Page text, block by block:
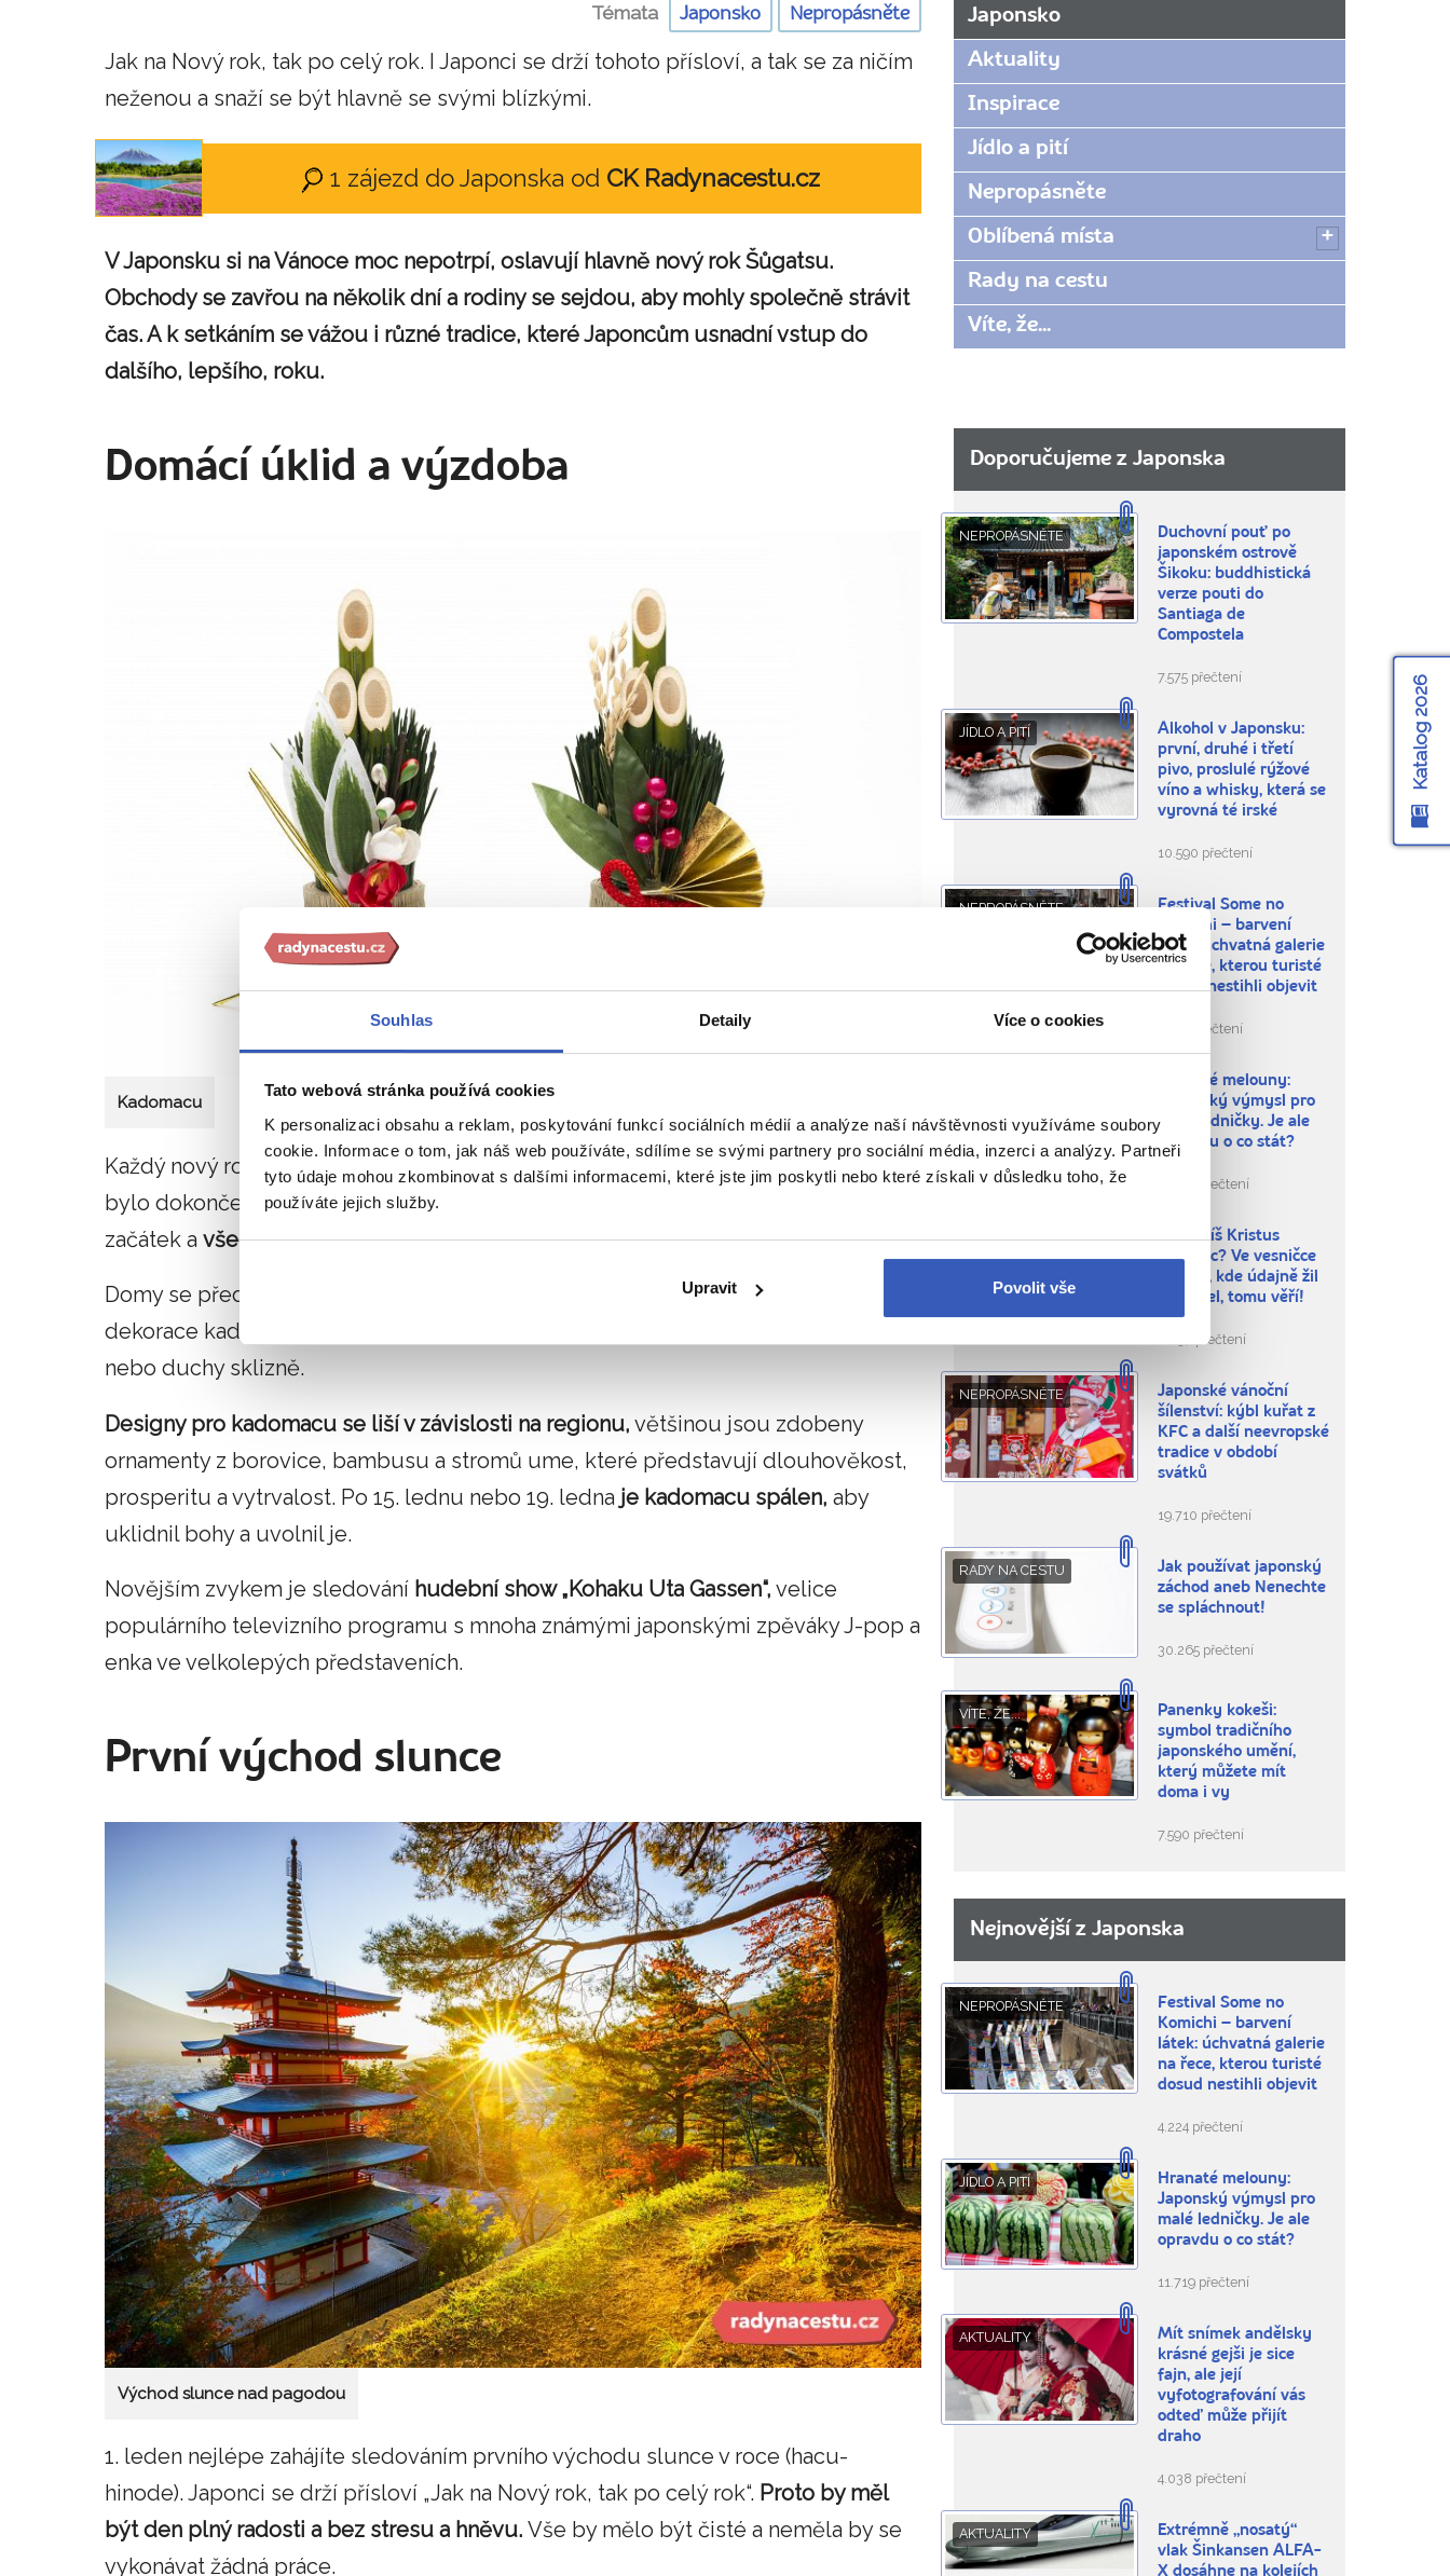
Souhlas Detaily Více o cookies
Tato webová stránka používá cookies
K personalizaci obsahu a reklam, poskytování funkcí sociálních médií a analýze naší návštěvnosti využíváme soubory
cookie. Informace o tom, jak náš web používáte, sdílíme se svými partnery pro sociální média, inzerci a analýzy. Partneři
tyto údaje mohou zkombinovat s dalšími informacemi, které jste jim poskytli nebo které získali v důsledku toho, že
používáte jejich služby.
Upravit Povolit vše
Témata Japonsko Nepropásněte
Jak na Nový rok, tak po celý rok. I Japonci se drží tohoto přísloví, a tak se za ničím
neženou a snaží se být hlavně se svými blízkými.
1 zájezd do Japonska od CK Radynacestu.cz
V Japonsku si na Vánoce moc nepotrpí, oslavují hlavně nový rok Šůgatsu.
Obchody se zavřou na několik dní a rodiny se sejdou, aby mohly společně strávit
čas. A k setkáním se vážou i různé tradice, které Japoncům usnadní vstup do
dalšího, lepšího, roku.
Domácí úklid a výzdoba
Kadomacu
Každý nový rok je oddělený, takže se apeluje na to, aby vše, co bylo rozděláno,
bylo dokončeno do začátku nového roku. Vstup do nového roku přináší nový
začátek a všechny problémy a starosti zůstávají v tom předešlém.
Domy se před vstupem do nového roku uklidí a prádlo se vypere. Tradiční
dekorace kadomacu jsou umístěny před domem tak, aby přilákaly duchy předků
nebo duchy sklizně.
Designy pro kadomacu se liší v závislosti na regionu, většinou jsou zdobeny
ornamenty z borovice, bambusu a stromů ume, které představují dlouhověkost,
prosperitu a vytrvalost. Po 15. lednu nebo 19. ledna je kadomacu spálen, aby
uklidnil bohy a uvolnil je.
Novějším zvykem je sledování hudební show „Kohaku Uta Gassen“, velice
populárního televizního programu s mnoha známými japonskými zpěváky J-pop a
enka ve velkolepých představeních.
První východ slunce
Východ slunce nad pagodou
1. leden nejlépe zahájíte sledováním prvního východu slunce v roce (hacu-
hinode). Japonci se drží přísloví „Jak na Nový rok, tak po celý rok“. Proto by měl
být den plný radosti a bez stresu a hněvu. Vše by mělo být čisté a neměla by se
vykonávat žádná práce.
Japonsko
Aktuality
Inspirace
Jídlo a pití
Nepropásněte
Oblíbená místa
Rady na cestu
Víte, že...
Doporučujeme z Japonska
NEPROPÁSNĚTE
Duchovní pouť po
japonském ostrově
Šikoku: buddhistická
verze pouti do
Santiaga de
Compostela
7.575 přečtení
JÍDLO A PITÍ
Alkohol v Japonsku:
první, druhé i třetí
pivo, proslulé rýžové
víno a whisky, která se
vyrovná té irské
10.590 přečtení
NEPROPÁSNĚTE
Festival Some no
Komichi – barvení
látek: úchvatná galerie
na řece, kterou turisté
dosud nestihli objevit
4.224 přečtení
Hranaté melouny:
Japonský výmysl pro
malé ledničky. Je ale
opravdu o co stát?
11.719 přečtení
VÍTE, ŽE...
Byl Ježíš Kristus
Japonec? Ve vesničce
Shingo, kde údajně žil
a zemřel, tomu věří!
6.297 přečtení
NEPROPÁSNĚTE
Japonské vánoční
šílenství: kýbl kuřat z
KFC a další neevropské
tradice v období
svátků
19.710 přečtení
RADY NA CESTU
Jak používat japonský
záchod aneb Nenechte
se spláchnout!
30.265 přečtení
VÍTE, ŽE...
Panenky kokeši:
symbol tradičního
japonského umění,
který můžete mít
doma i vy
7.590 přečtení
Nejnovější z Japonska
NEPROPÁSNĚTE
Festival Some no
Komichi – barvení
látek: úchvatná galerie
na řece, kterou turisté
dosud nestihli objevit
4.224 přečtení
JÍDLO A PITÍ
Hranaté melouny:
Japonský výmysl pro
malé ledničky. Je ale
opravdu o co stát?
11.719 přečtení
AKTUALITY
Mít snímek andělsky
krásné gejši je sice
fajn, ale její
vyfotografování vás
odteď může přijít
draho
4.038 přečtení
AKTUALITY
Extrémně „nosatý“
vlak Šinkansen ALFA-
X dosáhne na kolejích
Katalog 2026